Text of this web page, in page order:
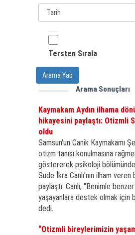
Tersten Sırala
Arama Yap
Arama Sonuçları
Kaymakam Aydın ilhama
hikayesini paylaştı: Otizmli
oldu
Samsun'un Canik Kaymakamı
otizm tanısı konulmasına
göstererek psikoloji
Sude İkra Canlı’nın ilham veren
paylaştı. Canlı, "Benimle
yaşayanlara destek olmak için
dedi.
“Otizmli bireylerimizin